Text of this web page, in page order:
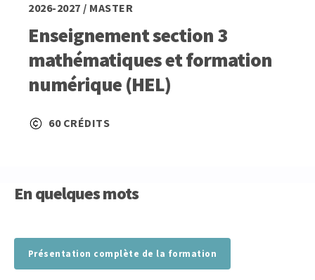
2026-2027 / MASTER
Enseignement section 3
mathématiques et formation
numérique (HEL)
60 CRÉDITS
En quelques mots
Présentation complète de la formation